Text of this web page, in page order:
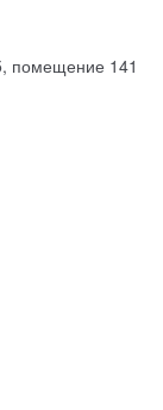
помещение 141